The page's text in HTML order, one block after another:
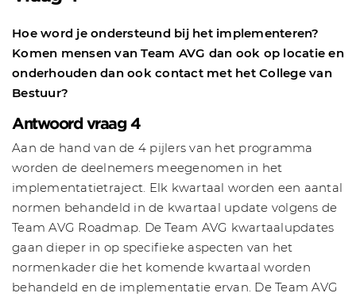
Hoe word je ondersteund bij het implementeren?
Komen mensen van Team AVG dan ook op locatie en
onderhouden dan ook contact met het College van
Bestuur?
Antwoord vraag 4
Aan de hand van de 4 pijlers van het programma
worden de deelnemers meegenomen in het
implementatietraject. Elk kwartaal worden een aantal
normen behandeld in de kwartaal update volgens de
Team AVG Roadmap. De Team AVG kwartaalupdates
gaan dieper in op specifieke aspecten van het
normenkader die het komende kwartaal worden
behandeld en de implementatie ervan. De Team AVG